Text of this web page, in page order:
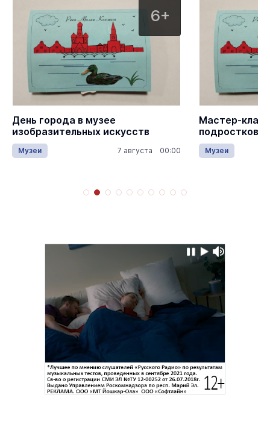
6+
День города в музее
изобразительных искусств
Музеи 7 августа 00:00
Мастер-
подростков
Музеи